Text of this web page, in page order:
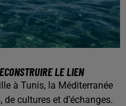
LE LIEN
à Tunis, la Méditerranée
cultures et d’échanges.